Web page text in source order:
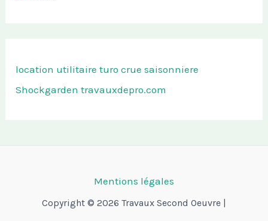
location utilitaire turo crue saisonniere
Shockgarden travauxdepro.com
Mentions légales
Copyright © 2026 Travaux Second Oeuvre |